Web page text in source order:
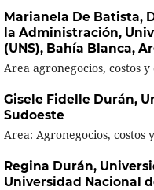
Marianela De Batista,
la Administración,
(UNS), Bahía Blanca,
Area agronegocios, costos
Gisele Fidelle Durán,
Sudoeste
Area: Agronegocios, costos
Regina Durán,
Universidad Nacional